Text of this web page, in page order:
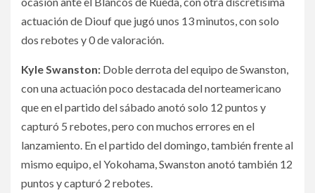
actuación de Diouf que jugó unos 13 minutos, con solo
dos rebotes y 0 de valoración.
Kyle Swanston: Doble derrota del equipo de Swanston,
con una actuación poco destacada del norteamericano
que en el partido del sábado anotó solo 12 puntos y
capturó 5 rebotes, pero con muchos errores en el
lanzamiento. En el partido del domingo, también frente al
mismo equipo, el Yokohama, Swanston anotó también 12
puntos y capturó 2 rebotes.